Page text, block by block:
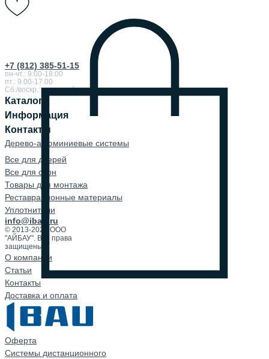
+7 (812) 385-51-15
пн-чт.: 9:00-18:00
пт.: 9.00-17.00
Сб./воскр.: выходной
Каталог
Информация
Контакты
Дерево-алюминиевые системы
Все для дверей
Все для окон
Товары для монтажа
Реставрационные материалы
Уплотнители
info@ibau.ru
© 2013-2026 ООО
"АЙБАУ". Все права
защищены.
О компании
Cтатьи
Контакты
Доставка и оплата
Оферта
Системы дистанционного